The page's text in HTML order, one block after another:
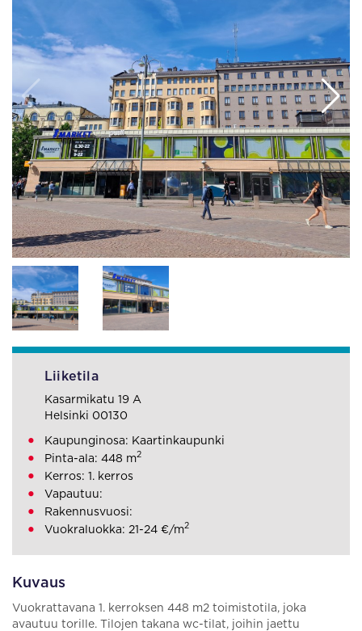
Kuvaus
Vuokrattavana 1. kerroksen 448 m2 toimistotila, joka
avautuu torille. Tilojen takana wc-tilat, joihin jaettu
Liiketila
Kasarmikatu 19 A
Helsinki 00130
Kaupunginosa: Kaartinkaupunki
Pinta-ala: 448 m2
Kerros: 1. kerros
Vapautuu:
Rakennusvuosi:
Vuokraluokka: 21-24 €/m2